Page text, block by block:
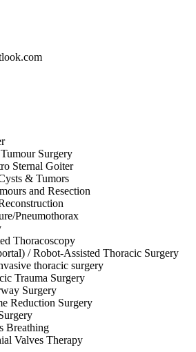
Surgery
Sternal Goiter
& Tumors
and Resection
Pneumothorax
Thoracoscopy
/ Robot-Assisted Thoracic Surgery
thoracic surgery
Trauma Surgery
Surgery
Reduction Surgery
Breathing
Valves Therapy